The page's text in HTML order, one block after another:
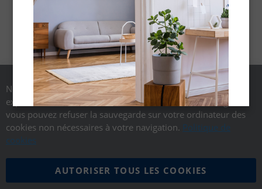
Nous utilisons des cookies pour vous offrir une meilleure
expérience utilisateur. Conformément aux textes en vigueur,
vous pouvez refuser la sauvegarde sur votre ordinateur des
cookies non nécessaires à votre navigation. Politique de
cookies
AUTORISER TOUS LES COOKIES